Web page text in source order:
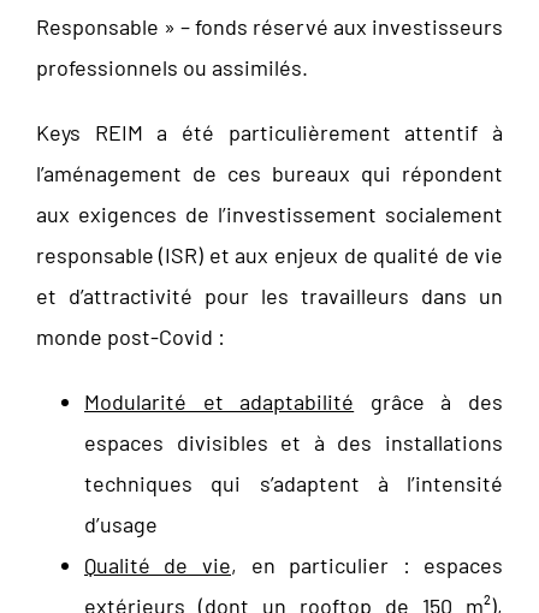
Responsable » – fonds réservé aux investisseurs
professionnels ou assimilés.
Keys REIM a été particulièrement attentif à
l’aménagement de ces bureaux qui répondent
aux exigences de l’investissement socialement
responsable (ISR) et aux enjeux de qualité de vie
et d’attractivité pour les travailleurs dans un
monde post-Covid :
Modularité et adaptabilité grâce à des
espaces divisibles et à des installations
techniques qui s’adaptent à l’intensité
d’usage
Qualité de vie, en particulier : espaces
extérieurs (dont un rooftop de 150 m²),